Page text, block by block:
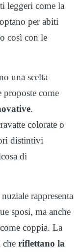
leggeri come la
per abiti
così con le
una scelta
proposte come
.
colorate o
distintivi
di
rappresenta
sposi, ma anche
coppia. La
che riflettano la